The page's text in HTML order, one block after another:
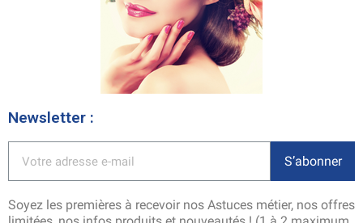
Newsletter :
S’abonner
Soyez les premières à recevoir nos Astuces métier, nos offres